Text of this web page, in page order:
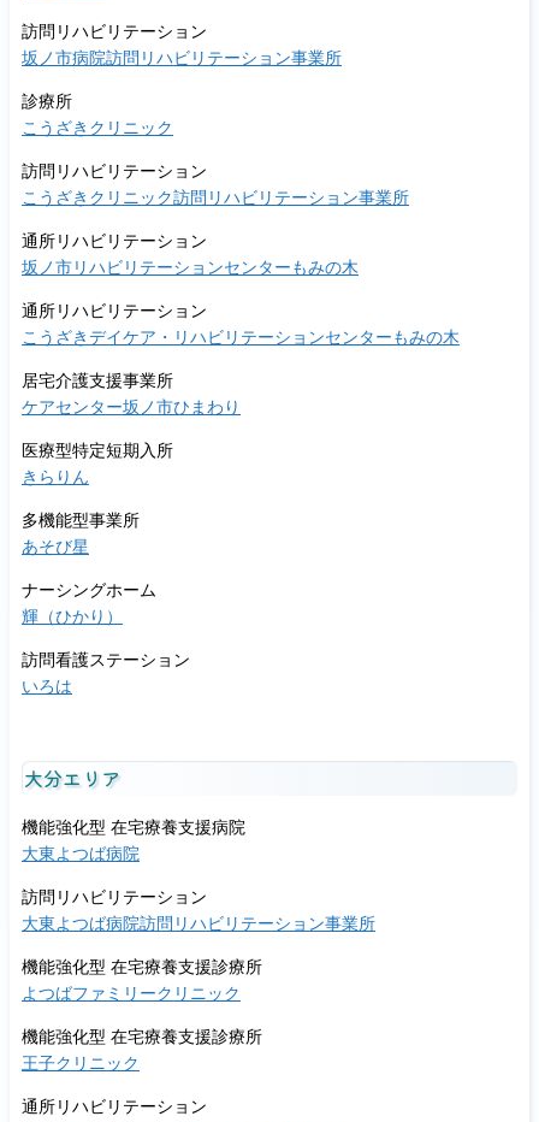
承
継
ま
し
た。
訪問リハビリテーション
坂ノ市病院訪問リハビリテーション事業所
診療所
こうざきクリニック
訪問リハビリテーション
こうざきクリニック訪問リハビリテーション事業所
通所リハビリテーション
坂ノ市リハビリテーションセンターもみの木
通所リハビリテーション
こうざきデイケア・リハビリテーションセンターもみの木
居宅介護支援事業所
ケアセンター坂ノ市ひまわり
医療型特定短期入所
きらりん
多機能型事業所
あそび星
ナーシングホーム
輝（ひかり）
訪問看護ステーション
いろは
大分エリア
機能強化型 在宅療養支援病院
大東よつば病院
訪問リハビリテーション
大東よつば病院訪問リハビリテーション事業所
機能強化型 在宅療養支援診療所
よつばファミリークリニック
機能強化型 在宅療養支援診療所
王子クリニック
通所リハビリテーション